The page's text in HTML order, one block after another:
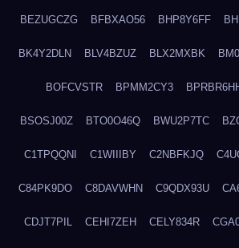
BEZUGCZG BFBXAO56 BHP8Y6FF
BK4Y2DLN BLV4BZUZ BLX2MXBK
BOFCVSTR BPMM2CY3
BSOSJ00Z BTO0O46Q BWU2P7TC
C1TPQQNI C1WIIIBY C2NBFKJQ
C84PK9DO C8DAVWHN C9QDX93U
CDJT7PIL CEHI7ZEH CELY834R